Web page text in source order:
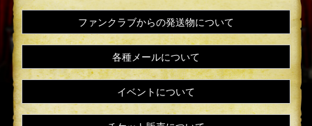
ファンクラブからの発送物について
各種メールについて
イベントについて